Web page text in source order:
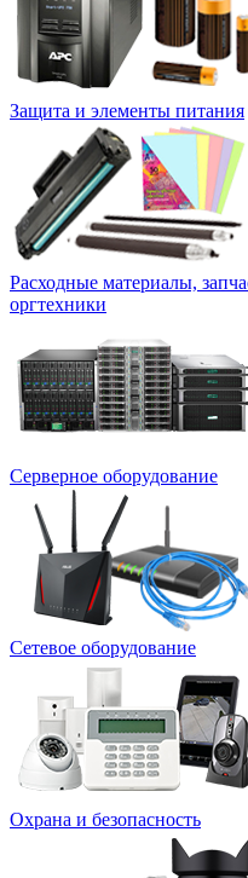
Защита и элементы питания
Расходные материалы,
оргтехники
Серверное оборудование
Сетевое оборудование
Охрана и безопасность